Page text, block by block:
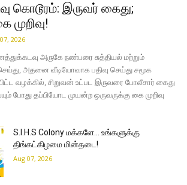
கொடூரம்: இருவர் கைது;
முறிவு!
2026
அருகே நண்பரை சுத்தியல் மற்றும்
அதனை வீடியோவாக பதிவு செய்து சமூக
வழக்கில், சிறுவன் உட்பட இருவரை போலீசார் கைது
போது தப்பியோட முயன்ற ஒருவருக்கு கை முறிவு
S.I.H.S Colony மக்களே… உங்களுக்கு
திங்கட்கிழமை மின்தடை!
Aug 07, 2026